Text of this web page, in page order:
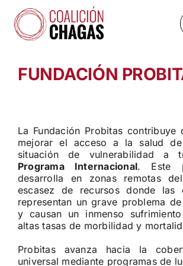
contenido
RECURSOS
CHAGASCHAT
OBSERVATORIO
CONTACTO
BUSCAR:
FUNDACIÓN
La Fundación Probitas contribuye
mejorar el acceso a la salud
situación de vulnerabilidad a
Programa Internacional. Este
desarrolla en zonas remotas
escasez de recursos donde las
representan un grave problema
y causan un inmenso
altas tasas de morbilidad y
Probitas avanza hacia la
universal mediante programas de